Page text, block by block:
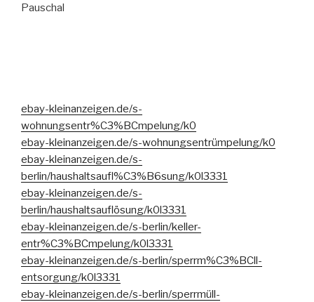
Pauschal
ebay-kleinanzeigen.de/s-
wohnungsentr%C3%BCmpelung/k0
ebay-kleinanzeigen.de/s-wohnungsentrümpelung/k0
ebay-kleinanzeigen.de/s-
berlin/haushaltsaufl%C3%B6sung/k0l3331
ebay-kleinanzeigen.de/s-
berlin/haushaltsauflösung/k0l3331
ebay-kleinanzeigen.de/s-berlin/keller-
entr%C3%BCmpelung/k0l3331
ebay-kleinanzeigen.de/s-berlin/sperrm%C3%BCll-
entsorgung/k0l3331
ebay-kleinanzeigen.de/s-berlin/sperrmüll-